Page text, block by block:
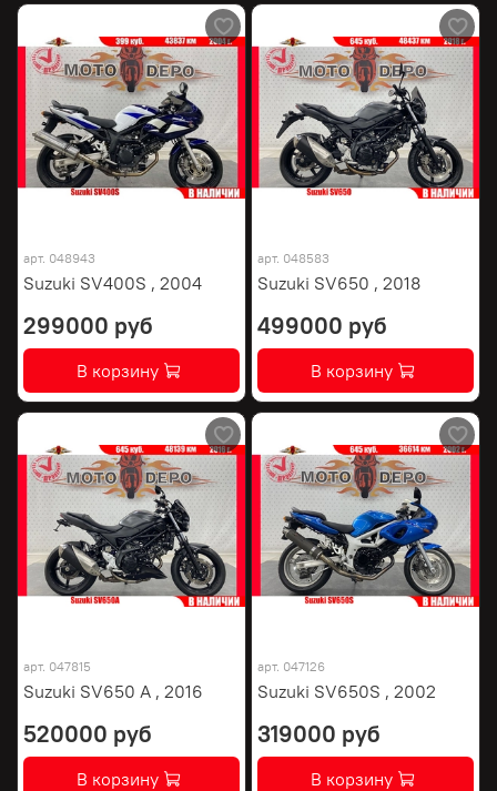
арт. 048943
Suzuki SV400S , 2004
299000 руб
В корзину
арт. 048583
Suzuki SV650 , 2018
499000 руб
В корзину
арт. 047815
Suzuki SV650 A , 2016
520000 руб
В корзину
арт. 047126
Suzuki SV650S , 2002
319000 руб
В корзину